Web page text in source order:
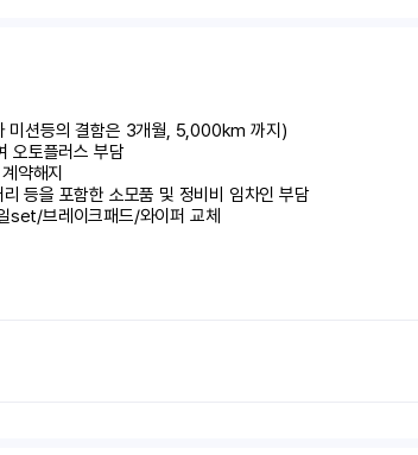
미션등의 결함은 3개월, 5,000km 까지)
오토플러스 부담
약해지
등을 포함한 소모품 및 정비비 임차인 부담
set/브레이크패드/와이퍼 교체